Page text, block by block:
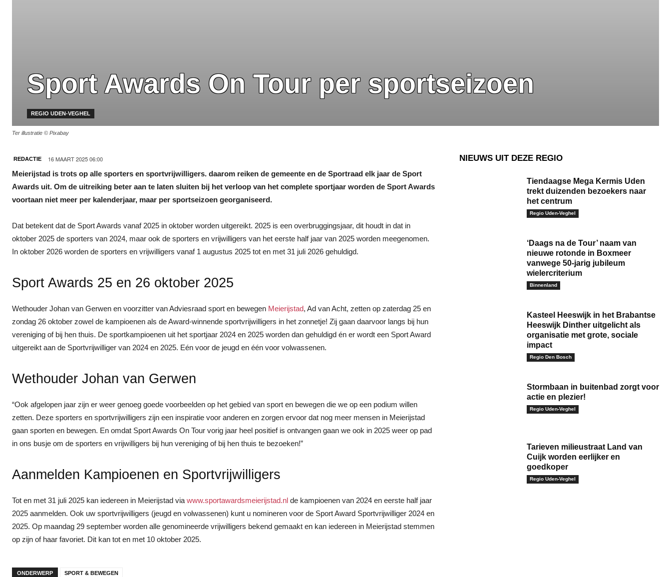
Sport Awards On Tour per sportseizoen
REGIO UDEN-VEGHEL
Ter illustratie © Pixabay
REDACTIE 16 MAART 2025 06:00
Meierijstad is trots op alle sporters en sportvrijwilligers. daarom reiken de gemeente en de Sportraad elk jaar de Sport
Awards uit. Om de uitreiking beter aan te laten sluiten bij het verloop van het complete sportjaar worden de Sport Awards
voortaan niet meer per kalenderjaar, maar per sportseizoen georganiseerd.
Dat betekent dat de Sport Awards vanaf 2025 in oktober worden uitgereikt. 2025 is een overbruggingsjaar, dit houdt in dat in
oktober 2025 de sporters van 2024, maar ook de sporters en vrijwilligers van het eerste half jaar van 2025 worden meegenomen.
In oktober 2026 worden de sporters en vrijwilligers vanaf 1 augustus 2025 tot en met 31 juli 2026 gehuldigd.
Sport Awards 25 en 26 oktober 2025
Wethouder Johan van Gerwen en voorzitter van Adviesraad sport en bewegen Meierijstad, Ad van Acht, zetten op zaterdag 25 en
zondag 26 oktober zowel de kampioenen als de Award-winnende sportvrijwilligers in het zonnetje! Zij gaan daarvoor langs bij hun
vereniging of bij hen thuis. De sportkampioenen uit het sportjaar 2024 en 2025 worden dan gehuldigd én er wordt een Sport Award
uitgereikt aan de Sportvrijwilliger van 2024 en 2025. Eén voor de jeugd en één voor volwassenen.
Wethouder Johan van Gerwen
“Ook afgelopen jaar zijn er weer genoeg goede voorbeelden op het gebied van sport en bewegen die we op een podium willen
zetten. Deze sporters en sportvrijwilligers zijn een inspiratie voor anderen en zorgen ervoor dat nog meer mensen in Meierijstad
gaan sporten en bewegen. En omdat Sport Awards On Tour vorig jaar heel positief is ontvangen gaan we ook in 2025 weer op pad
in ons busje om de sporters en vrijwilligers bij hun vereniging of bij hen thuis te bezoeken!”
Aanmelden Kampioenen en Sportvrijwilligers
Tot en met 31 juli 2025 kan iedereen in Meierijstad via www.sportawardsmeierijstad.nl de kampioenen van 2024 en eerste half jaar
2025 aanmelden. Ook uw sportvrijwilligers (jeugd en volwassenen) kunt u nomineren voor de Sport Award Sportvrijwilliger 2024 en
2025. Op maandag 29 september worden alle genomineerde vrijwilligers bekend gemaakt en kan iedereen in Meierijstad stemmen
op zijn of haar favoriet. Dit kan tot en met 10 oktober 2025.
ONDERWERP SPORT & BEWEGEN
NIEUWS UIT DEZE REGIO
Tiendaagse Mega Kermis Uden
trekt duizenden bezoekers naar
het centrum
Regio Uden-Veghel
‘Daags na de Tour’ naam van
nieuwe rotonde in Boxmeer
vanwege 50-jarig jubileum
wielercriterium
Binnenland
Kasteel Heeswijk in het Brabantse
Heeswijk Dinther uitgelicht als
organisatie met grote, sociale
impact
Regio Den Bosch
Stormbaan in buitenbad zorgt voor
actie en plezier!
Regio Uden-Veghel
Tarieven milieustraat Land van
Cuijk worden eerlijker en
goedkoper
Regio Uden-Veghel